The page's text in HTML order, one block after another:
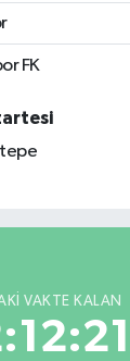
FK
VAKTE KALAN